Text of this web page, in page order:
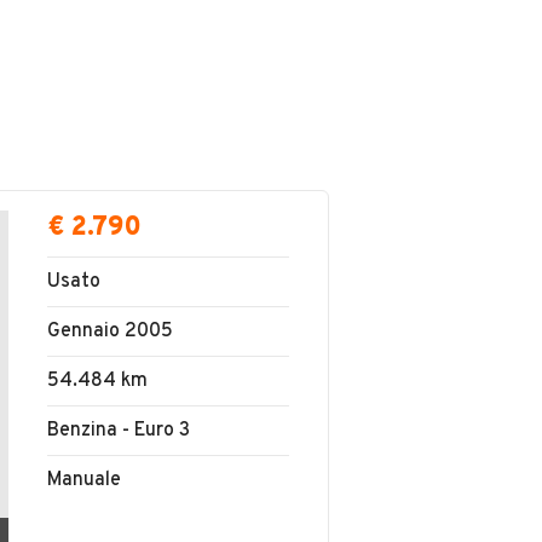
€ 2.790
Usato
Gennaio 2005
54.484 km
Benzina - Euro 3
Manuale